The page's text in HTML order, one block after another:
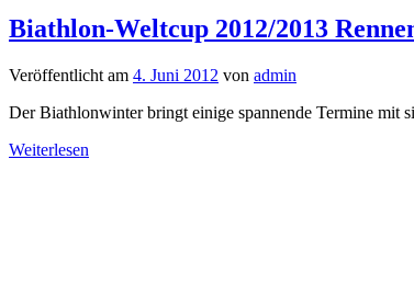
Biathlon-Weltcup 2012/2013
Veröffentlicht am 4. Juni 2012 von admin
Der Biathlonwinter bringt einige spannende Termine mit
Weiterlesen